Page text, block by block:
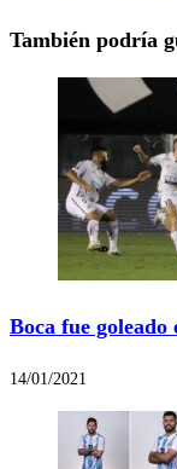
También podría
Boca fue goleado
14/01/2021